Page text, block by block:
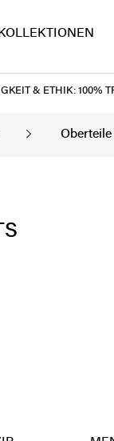
& ETHIK: 100%
KOLLEKTIONEN
Oberteile